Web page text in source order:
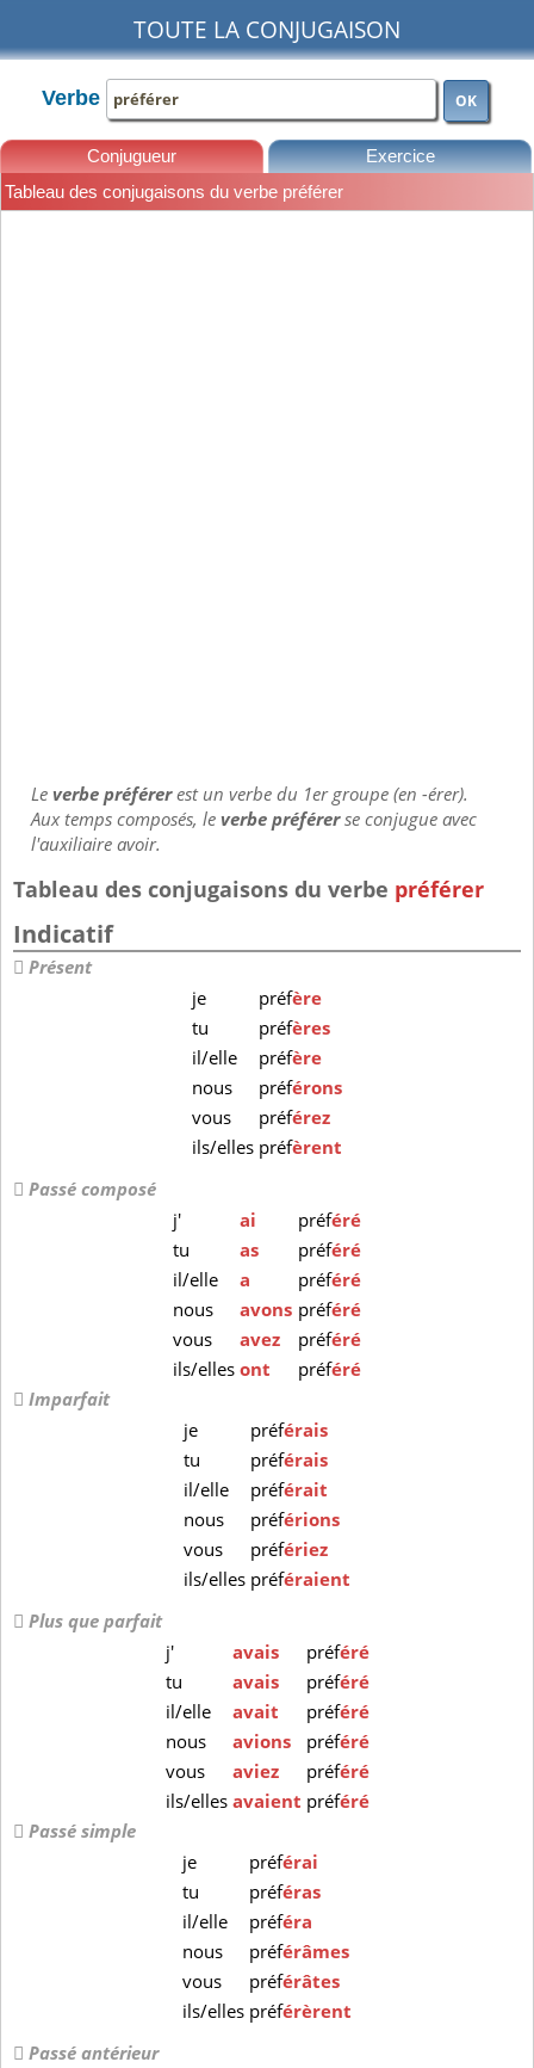
TOUTE LA CONJUGAISON
Verbe OK
Conjugueur Exercice
Tableau des conjugaisons du verbe préférer
Leverbe préférerest un verbe du 1er groupe (en -érer).
Aux temps composés, leverbe préférerse conjugue avec
l'auxiliaire avoir.
Tableau des conjugaisons du verbe préférer
Indicatif
Présent
je
préfère
tu
préfères
il/elle
préfère
nous
préférons
vous
préférez
ils/elles préfèrent
Passé composé
j'
ai préféré
tu
as préféré
il/elle
a préféré
nous
avons préféré
vous
avez préféré
ils/ellesont préféré
Imparfait
je
préférais
tu
préférais
il/elle
préférait
nous
préférions
vous
préfériez
ils/elles préféraient
Plus que parfait
j'
avais préféré
tu
avais préféré
il/elle
avait préféré
nous
avions préféré
vous
aviez préféré
ils/elles avaient préféré
Passé simple
je
préférai
tu
préféras
il/elle
préféra
nous
préférâmes
vous
préférâtes
ils/elles préférèrent
Passé antérieur